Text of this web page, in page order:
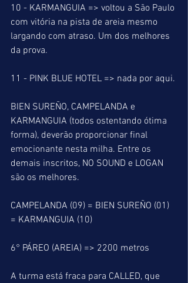
10 - KARMANGUIA => voltou a São Paulo
com vitória na pista de areia mesmo
largando com atraso. Um dos melhores
da prova.
11 - PINK BLUE HOTEL => nada por aqui.
BIEN SUREÑO, CAMPELANDA e
KARMANGUIA (todos ostentando ótima
forma), deverão proporcionar final
emocionante nesta milha. Entre os
demais inscritos, NO SOUND e LOGAN
são os melhores.
CAMPELANDA (09) = BIEN SUREÑO (01)
= KARMANGUIA (10)
6° PÁREO (AREIA) => 2200 metros
A turma está fraca para CALLED, que